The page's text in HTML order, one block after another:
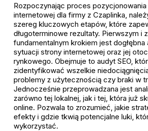
Rozpoczynając proces
internetowej dla firmy z Czaplinka,
szereg kluczowych etapów, które
długoterminowe rezultaty. Pierwszym i
fundamentalnym krokiem jest dogłębna
sytuacji strony internetowej oraz jej
rynkowego. Obejmuje to audyt SEO,
zidentyfikować wszelkie
problemy z użytecznością czy braki w
Jednocześnie przeprowadzana jest
zarówno tej lokalnej, jak i tej, która już
online. Pozwala to zrozumieć, jakie
efekty i gdzie tkwią potencjalne luki,
wykorzystać.